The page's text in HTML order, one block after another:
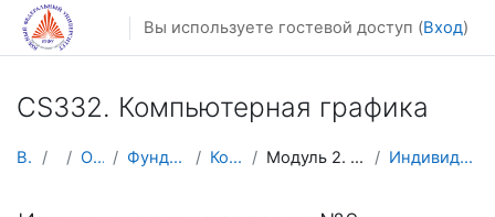
Перейти к основному содержанию
Вы используете гостевой доступ (Вход)
CS332. Компьютерная графика
В начало Курсы Осенний семестр Фундаментальная информатика и ИТ Компьютерная графика Модуль 2. Моделирование и визуализация трехмерных ... Индивидуальное задание №2 Корнуэльская комната